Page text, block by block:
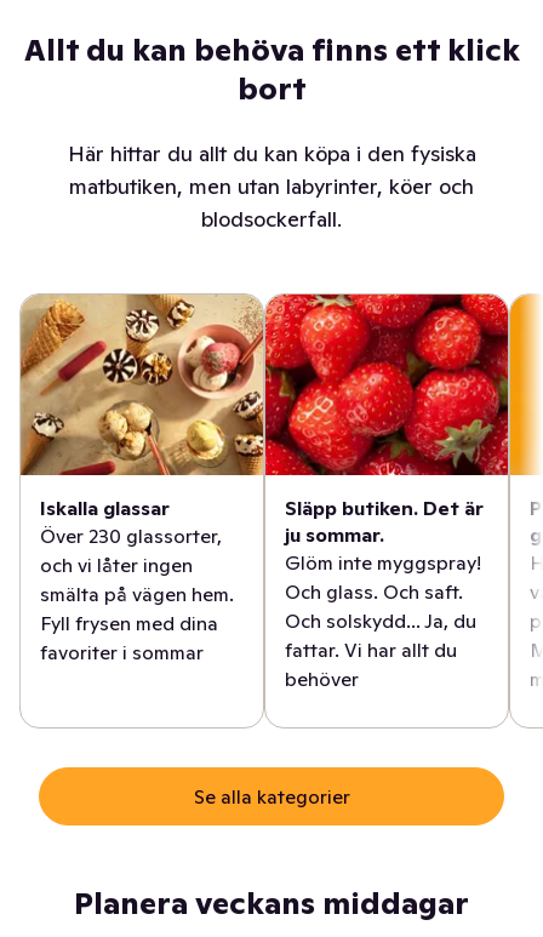
Allt du kan behöva finns ett klick
bort
Här hittar du allt du kan köpa i den fysiska
matbutiken, men utan labyrinter, köer och
blodsockerfall.
Iskalla glassar
Över 230 glassorter,
och vi låter ingen
smälta på vägen hem.
Fyll frysen med dina
favoriter i sommar
Släpp butiken. Det är
ju sommar.
Glöm inte myggspray!
Och glass. Och saft.
Och solskydd... Ja, du
fattar. Vi har allt du
behöver
Se alla kategorier
Planera veckans middagar